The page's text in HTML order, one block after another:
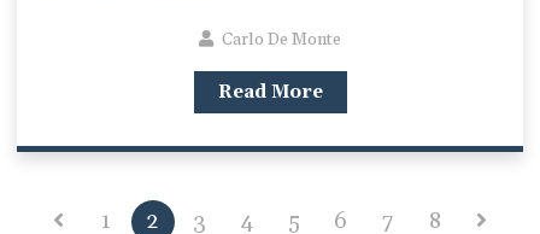
Carlo De Monte
Read More
1 2 3 4 5 6 7 8